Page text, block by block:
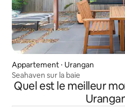
Appartement ⋅ Urangan
Seahaven sur la baie
Quel est le meilleur